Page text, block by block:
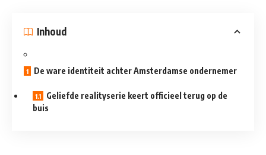
Inhoud
De ware identiteit achter Amsterdamse ondernemer
Geliefde realityserie keert officieel terug op de
buis